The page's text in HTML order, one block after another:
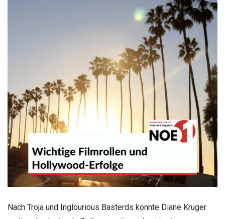
Nach Troja und Inglourious Basterds konnte Diane Kruger